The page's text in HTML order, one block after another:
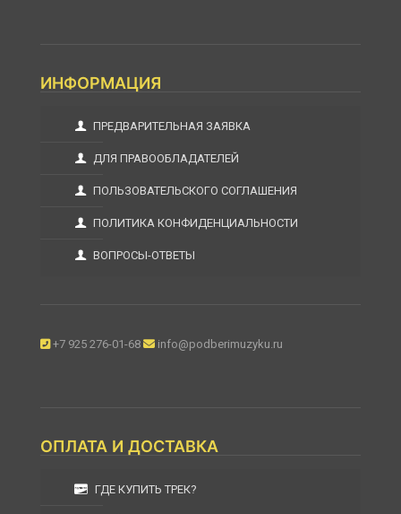
ИНФОРМАЦИЯ
ПРЕДВАРИТЕЛЬНАЯ ЗАЯВКА
ДЛЯ ПРАВООБЛАДАТЕЛЕЙ
ПОЛЬЗОВАТЕЛЬСКОГО СОГЛАШЕНИЯ
ПОЛИТИКА КОНФИДЕНЦИАЛЬНОСТИ
ВОПРОСЫ-ОТВЕТЫ
+7 925 276-01-68 info@podberimuzyku.ru
ОПЛАТА И ДОСТАВКА
ГДЕ КУПИТЬ ТРЕК?